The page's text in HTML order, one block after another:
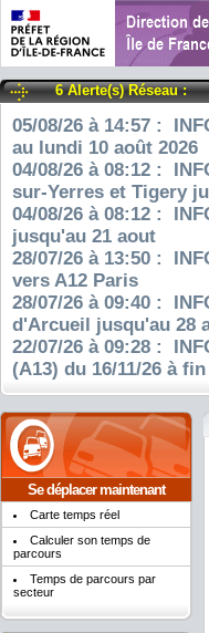
6 Alerte(s) Réseau :
05/08/26 à 14:57 :
au lundi 10 août 2026
04/08/26 à 08:12 :
sur-Yerres et Tigery
04/08/26 à 08:12 :
jusqu'au 21 aout
28/07/26 à 13:50 :
vers A12 Paris
28/07/26 à 09:40 :
d'Arcueil jusqu'au 28
22/07/26 à 09:28 :
(A13) du 16/11/26 à
Se déplacer maintenant
Carte temps réel
Calculer son temps de
parcours
Temps de parcours par
secteur